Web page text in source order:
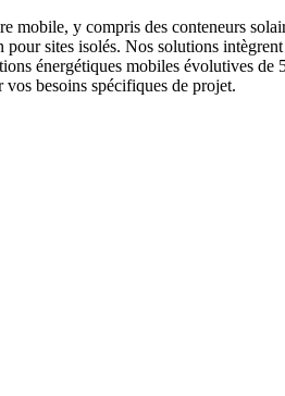
y compris des conteneurs
sites isolés. Nos solutions
énergétiques mobiles évolutives
besoins spécifiques de projet.